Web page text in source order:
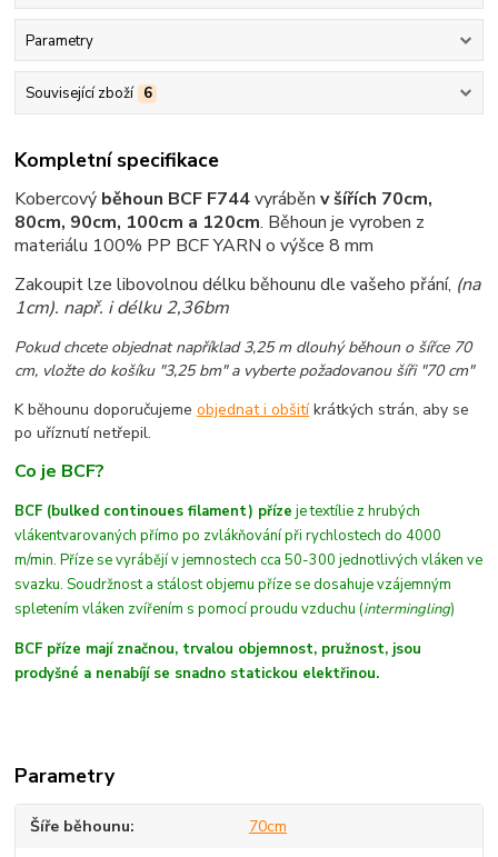
Parametry
Související zboží 6
Kompletní specifikace
Kobercový běhoun BCF F744vyráběnv šířích 70cm,
80cm, 90cm, 100cm a 120cm. Běhoun je vyroben z
materiálu 100% PP BCF YARN o výšce 8 mm
Zakoupit lze libovolnou délku běhounu dle vašeho přání, (na
1cm). např. i délku 2,36bm
Pokud chcete objednat například 3,25 m dlouhý běhoun o šířce 70
cm, vložte do košíku "3,25 bm" a vyberte požadovanou šíři "70 cm"
K běhounu doporučujemeobjednat i obšitíkrátkých strán, aby se
po uříznutí netřepil.
Co je BCF?
BCF (bulked continoues filament) příze je textílie z hrubých
vlákentvarovanýchpřímo po zvlákňování při rychlostech do 4000
m/min. Příze se vyrábějí v jemnostech cca 50-300 jednotlivých vláken ve
svazku. Soudržnost a stálost objemu příze se dosahuje vzájemným
spletením vláken zvířením s pomocí proudu vzduchu (intermingling)
BCF příze mají značnou, trvalou objemnost, pružnost, jsou
prodyšné a nenabíjí se snadno statickou elektřinou.
Parametry
Šíře běhounu 70cm